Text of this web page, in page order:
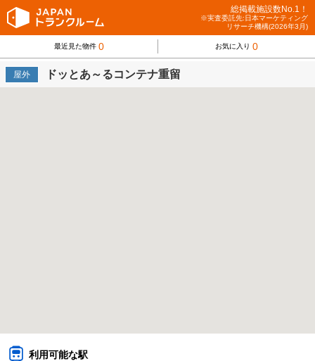
総掲載施設数No.1！
※実査委託先:日本マーケティング
リサーチ機構(2026年3月)
最近見た物件 0 お気に入り 0
屋外 ドッとあ～るコンテナ重留
利用可能な駅